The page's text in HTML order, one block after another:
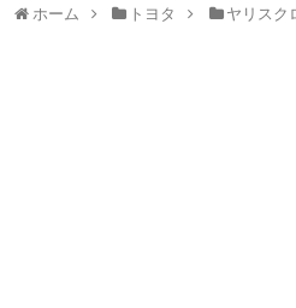
ホーム トヨタ ヤリスク